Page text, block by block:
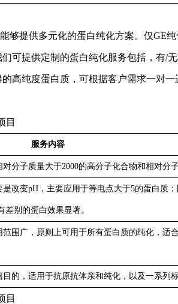
够提供多元化的蛋白纯化方案。仅GE
可提供定制的蛋白纯化服务包括，有/
高纯度蛋白质，可根据客户需求一对
目
服务内容
分子质量大于2000的高分子化合物和相对分
改变pH，主要应用于等电点大于5的蛋白质
别的蛋白效果显著。
围广，原则上可用于所有蛋白质的纯化，适
的，适用于抗原抗体亲和纯化，以及一系列标
目